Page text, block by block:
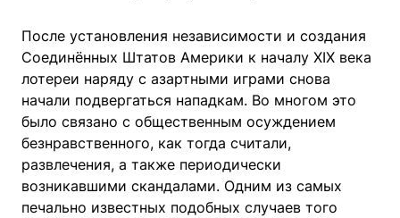
После установления независимости и создания
Соединённых Штатов Америки к началу XIX века
лотереи наряду с азартными играми снова
начали подвергаться нападкам. Во многом это
было связано с общественным осуждением
безнравственного, как тогда считали,
развлечения, а также периодически
возникавшими скандалами. Одним из самых
печально известных подобных случаев того